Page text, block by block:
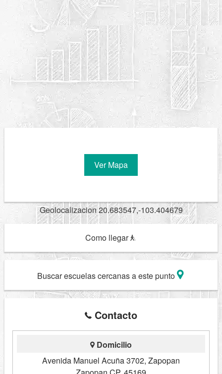
Ver Mapa
Geolocalizacion 20.683547,-103.404679
Como llegar
Buscar escuelas cercanas a este punto
Contacto
Domicilio
Avenida Manuel Acuña 3702, Zapopan